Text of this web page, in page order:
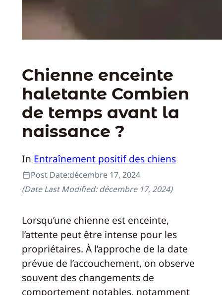
Chienne enceinte
haletante Combien
de temps avant la
naissance ?
In Entraînement positif des chiens
Post Date:décembre 17, 2024
(Date Last Modified:décembre 17, 2024)
Lorsqu’une chienne est enceinte,
l’attente peut être intense pour les
propriétaires. À l’approche de la date
prévue de l’accouchement, on observe
souvent des changements de
comportement notables, notamment